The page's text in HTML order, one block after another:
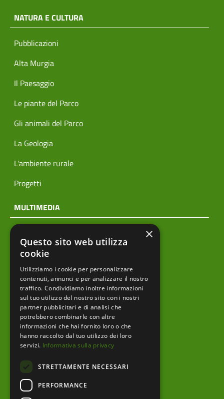
NATURA E CULTURA
Pubblicazioni
Alta Murgia
Il Paesaggio
Le piante del Parco
Gli animali del Parco
La Geologia
L'ambiente rurale
Progetti
MULTIMEDIA
Archivio news
Prodotti editoriali
menu footer
Ente
Amministrazione trasparente
Bandi e Avvisi
×
Questo sito web utilizza
cookie
Utilizziamo i cookie per personalizzare
contenuti, annunci e per analizzare il nostro
traffico. Condividiamo inoltre informazioni
sul tuo utilizzo del nostro sito con i nostri
partner pubblicitari e di analisi che
potrebbero combinarle con altre
informazioni che hai fornito loro o che
hanno raccolto dal tuo utilizzo dei loro
servizi. Informativa sulla privacy
STRETTAMENTE NECESSARI
PERFORMANCE